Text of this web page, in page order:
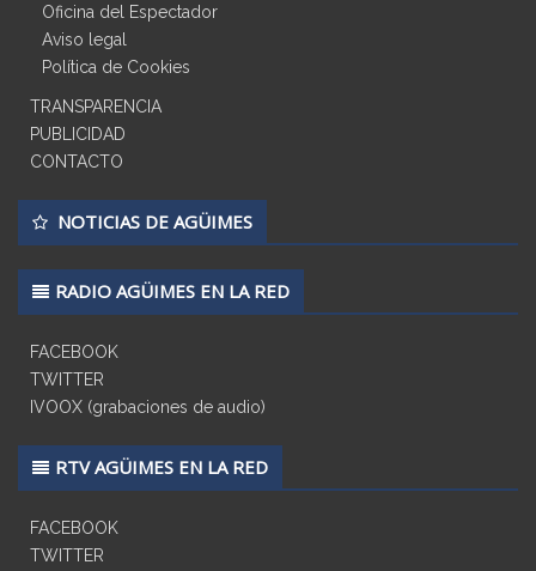
Oficina del Espectador
Aviso legal
Política de Cookies
TRANSPARENCIA
PUBLICIDAD
CONTACTO
NOTICIAS DE AGÜIMES
RADIO AGÜIMES EN LA RED
FACEBOOK
TWITTER
IVOOX (grabaciones de audio)
RTV AGÜIMES EN LA RED
FACEBOOK
TWITTER